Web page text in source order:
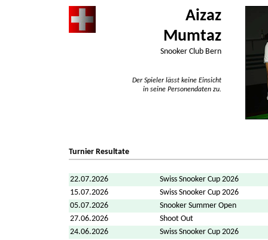
Aizaz
Mumtaz
Snooker Club Bern
Der Spieler lässt keine Einsicht
in seine Personendaten zu.
Turnier Resultate
22.07.2026
Swiss Snooker Cup 2026
15.07.2026
Swiss Snooker Cup 2026
05.07.2026
Snooker Summer Open
27.06.2026
Shoot Out
24.06.2026
Swiss Snooker Cup 2026